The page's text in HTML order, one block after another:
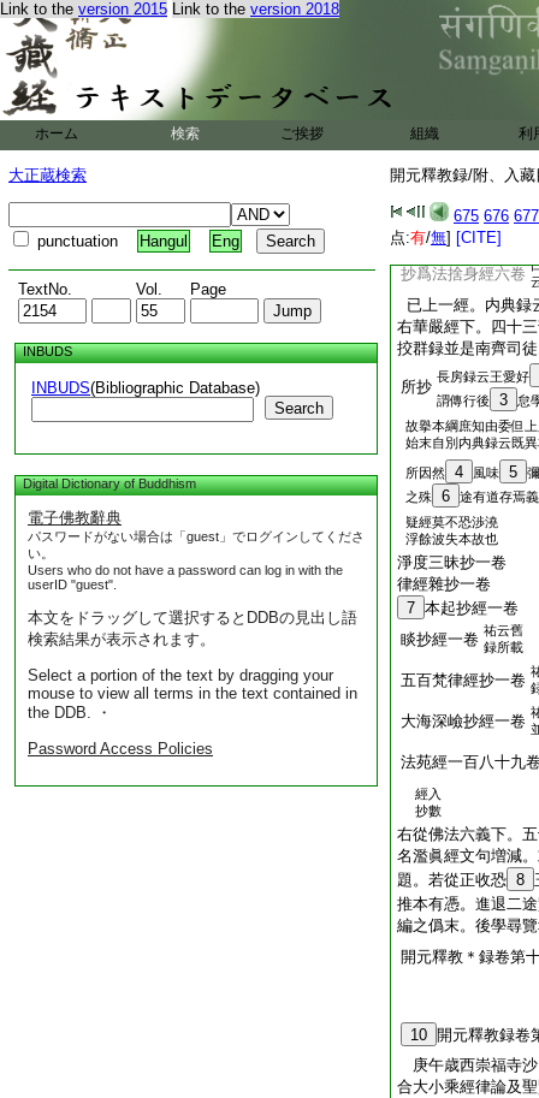
Link to the version 2015 Link to the version 2018
ホーム 検索 ご挨拶 組織 利
大正蔵検索
punctuation Hangul Eng
TextNo. Vol. Page
INBUDS
INBUDS(Bibliographic Database)
Search
Digital Dictionary of Buddhism
電子佛教辭典
パスワードがない場合は「guest」でログインしてくださ
い。
Users who do not have a password can log in with the
userID "guest".
本文をドラッグして選択するとDDBの見出し語
検索結果が表示されます。
Select a portion of the text by dragging your
mouse to view all terms in the text contained in
the DDB. ・
Password Access Policies
開元釋教録/附、入
675 676 677
点:有/無] [CITE]
抄妙法蓮華經五十
抄阿毘曇毘婆沙五
抄維摩經二十六卷
抄成實論九卷
云八卷
右成實論。梁僧祐
請定林上寺釋僧柔
於普弘寺共抄出
抄勝鬘經七卷
法華經下六部長房
抄爲法捨身經六卷
已上一經。内典録
右華嚴經下。四十
挍群録並是南齊司
所抄
長房録云王愛好
謂傳行後
3
怠
故擧本綱庶知由委但
始末自別内典録云既
所因然 4 風味 5
之殊
6
途有道存焉
疑經莫不恐渉澆
浮餘波失本故也
淨度三昧抄一卷
律經雜抄一卷
7 本起抄經一卷
睒抄經一卷 祐云舊
録所載
五百梵律經抄一卷
大海深嶮抄經一卷
法苑經一百八十九
經入
抄數
右從佛法六義下。
名濫眞經文句増減
題。若從正收恐 8
推本有憑。進退二
編之僞末。後學尋
開元釋教＊録卷第
10 開元釋教録卷
庚午歳西崇福寺
合大小乘經律論及